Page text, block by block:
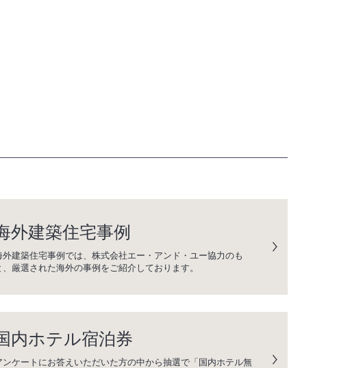
外建築住宅事例
外建築住宅事例では、株式会社エー・アンド・ユー協力のも
、厳選された海外の事例をご紹介しております。
内ホテル宿泊券
ンケートにお答えいただいた方の中から抽選で「国内ホテル無